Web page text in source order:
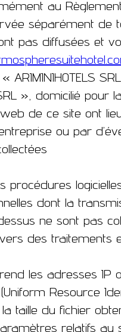
au
séparément de
pas diffusées et
« ARIMINIHOTELS
», domicilié pour
de ce site ont
ou par
procédures
dont la
ne sont pas
des traitements
les adresses
Resource
taille du fichier
relatifs au